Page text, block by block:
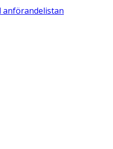
anförandelistan